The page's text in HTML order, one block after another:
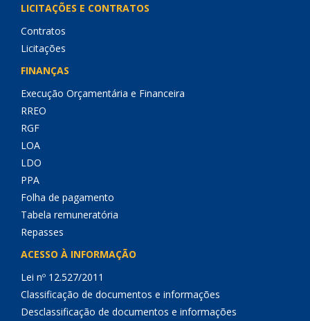
LICITAÇÕES E CONTRATOS
Contratos
Licitações
FINANÇAS
Execução Orçamentária e Financeira
RREO
RGF
LOA
LDO
PPA
Folha de pagamento
Tabela remuneratória
Repasses
ACESSO À INFORMAÇÃO
Lei nº 12.527/2011
Classificação de documentos e informações
Desclassificação de documentos e informações